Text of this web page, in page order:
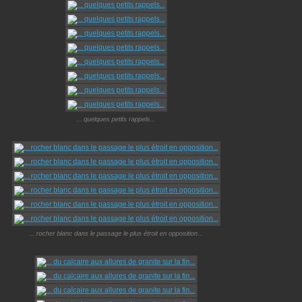
... quelques petits rappels...
... rocher blanc dans le passage le plus étroit en opposition...